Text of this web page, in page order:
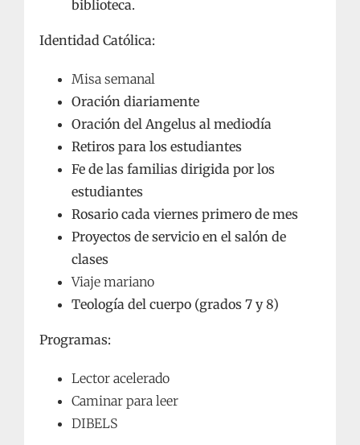
biblioteca.
Identidad Católica:
Misa semanal
Oración diariamente
Oración del Angelus al mediodía
Retiros para los estudiantes
Fe de las familias dirigida por los
estudiantes
Rosario cada viernes primero de mes
Proyectos de servicio en el salón de
clases
Viaje mariano
Teología del cuerpo (grados 7 y 8)
Programas:
Lector acelerado
Caminar para leer
DIBELS